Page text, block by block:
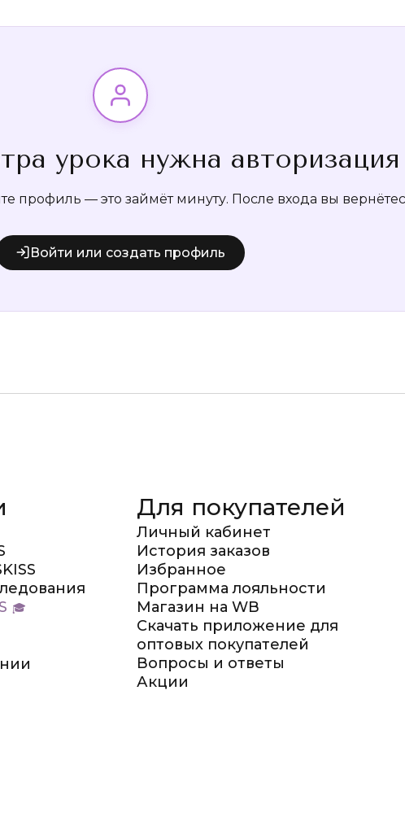
урока нужна авторизация
профиль — это займёт минуту. После входа вы
Войти или создать профиль
Для покупателей
Личный кабинет
История заказов
Избранное
Программа лояльности
Магазин на WB
Скачать приложение для
оптовых покупателей
Вопросы и ответы
Акции